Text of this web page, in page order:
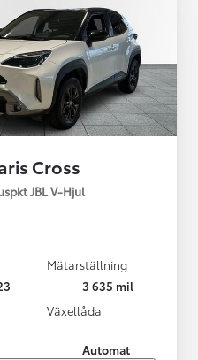
Cross
JBL V-Hjul
Mätarställning
3 635 mil
Växellåda
Automat